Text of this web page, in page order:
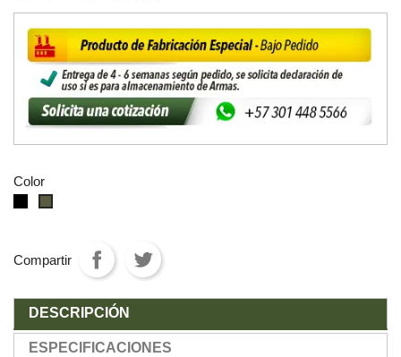
Color
negro
Compartir
DESCRIPCIÓN
ESPECIFICACIONES